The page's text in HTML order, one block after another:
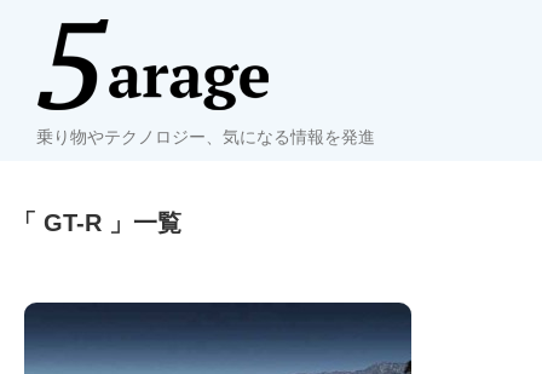
乗り物やテクノロジー、気になる情報を発進
「 GT-R 」一覧